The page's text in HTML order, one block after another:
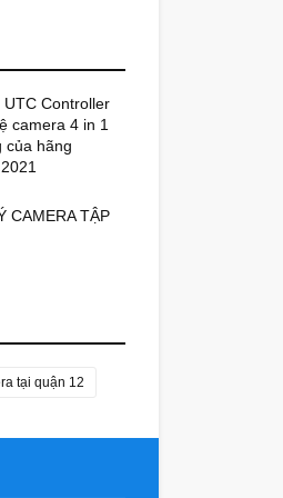
Controller
camera 4 in 1
của hãng
CAMERA TẬP
tại quận 12